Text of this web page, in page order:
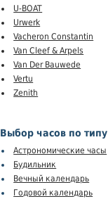
U-BOAT
Urwerk
Vacheron Constantin
Van Cleef & Arpels
Van Der Bauwede
Vertu
Zenith
Выбор часов по типу
Астрономические часы
Будильник
Вечный календарь
Годовой календарь